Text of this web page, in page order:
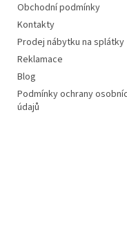
Obchodní podmínky
Kontakty
Prodej nábytku na splátky
Reklamace
Blog
Podmínky ochrany
údajů